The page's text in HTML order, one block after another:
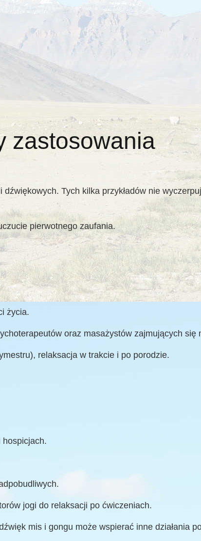
zastosowania
Tych kilka przykładów nie
pierwotnego zaufania.
życia.
oraz masażystów zajmujących
relaksacja w trakcie i po porodzie.
hospicjach.
jogi do relaksacji po ćwiczeniach.
mis i gongu może wspierać inne działania